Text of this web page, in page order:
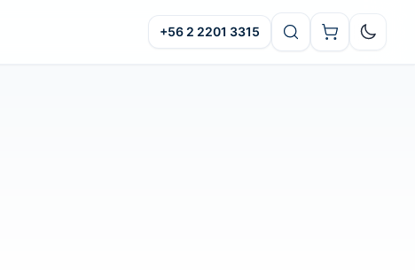
+56 2 2201 3315 Oscuro